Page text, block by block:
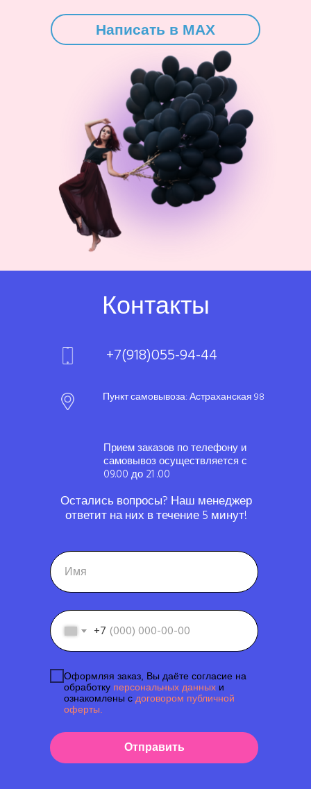
Написать в MAX
+7
Оформляя заказ, Вы даёте согласие на
обработку персональных данных и
ознакомлены с договором публичной
оферты.
Отправить
Контакты
Пункт самовывоза: Астраханская 98
+7(918)055-94-44
Прием заказов по телефону и
самовывоз осуществляется с
09.00 до 21 .00
Остались вопросы? Наш менеджер
ответит на них в течение 5 минут!